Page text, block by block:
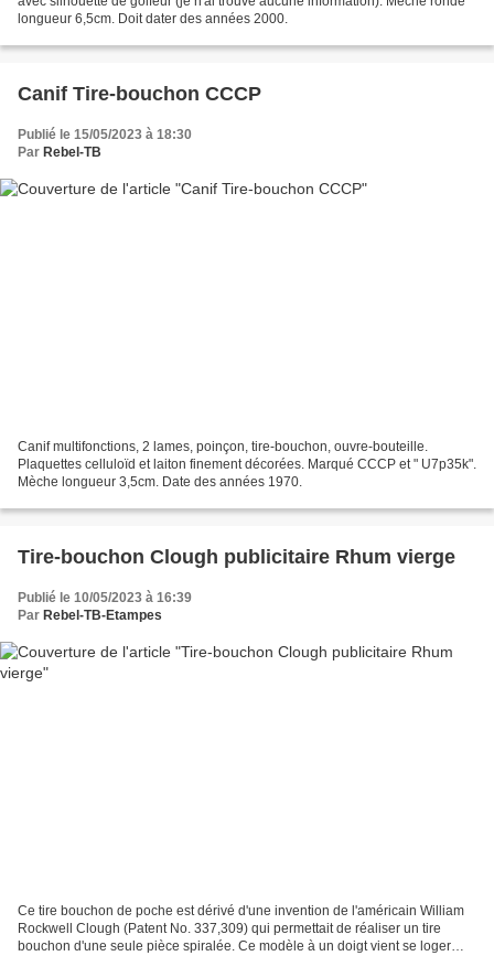
longueur 6,5cm. Doit dater des années 2000.
Canif Tire-bouchon CCCP
Publié le 15/05/2023 à 18:30
Par Rebel-TB
Canif multifonctions, 2 lames, poinçon, tire-bouchon, ouvre-bouteille.
Plaquettes celluloïd et laiton finement décorées. Marqué CCCP et " U7p35k".
Mèche longueur 3,5cm. Date des années 1970.
Tire-bouchon Clough publicitaire Rhum vierge
Publié le 10/05/2023 à 16:39
Par Rebel-TB-Etampes
Ce tire bouchon de poche est dérivé d'une invention de l'américain William
Rockwell Clough (Patent No. 337,309) qui permettait de réaliser un tire
bouchon d'une seule pièce spiralée. Ce modèle à un doigt vient se loger